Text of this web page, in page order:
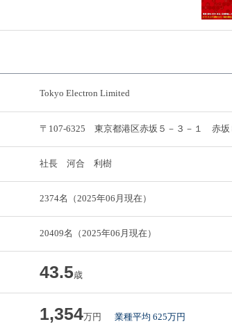
Tokyo Electron Limited
〒107-6325 東京都港区赤坂５－３－１ 赤坂
社長 河合 利樹
2374名（2025年06月現在）
20409名（2025年06月現在）
43.5歳
1,354万円 業種平均 625万円